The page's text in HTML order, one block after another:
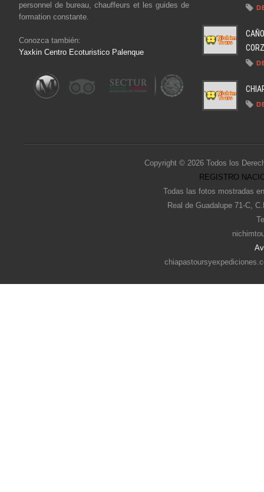
personnel de bureau, chauffeurs et les guides de
formation constante.
Conozca también:
Yaxkin Centro Ecoturistico Palenque
Copyright © 2026 Todos los
REGISTRO
Todas las fotos mostradas
Real de Guadalupe 71-C,